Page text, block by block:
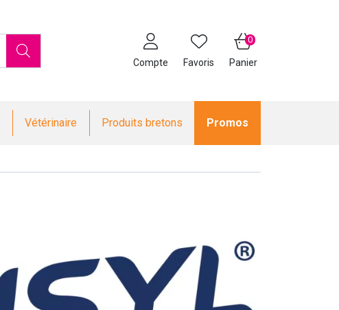
Compte Favoris Panier
0
Vétérinaire Produits bretons Promos